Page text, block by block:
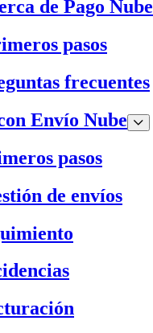
de Pago Nube
pasos
frecuentes
Envío Nube
pasos
de envíos